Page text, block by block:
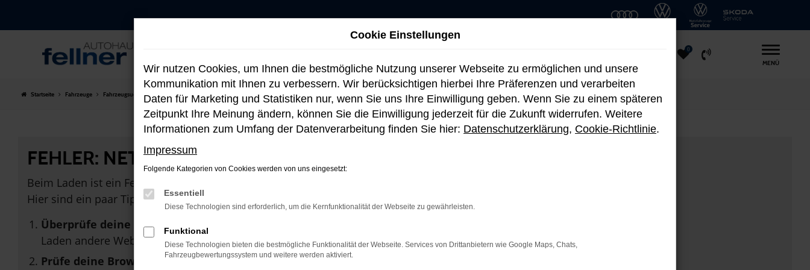
Hauptinhalt
MENÜ
0
Startseite Fahrzeuge Fahrzeugsuche
FEHLER: NETWORK ERROR
Beim Laden ist ein Fehler aufgetreten.
Hier sind ein paar Tipps, die dir helfen können:
Überprüfe deine Firewall und deine Internetverbindung.
Laden andere Webseiten, zum Beispiel deine Suchmaschine?
Prüfe deine Browsererweiterungen.
Cookie Einstellungen
Wir nutzen Cookies, um Ihnen die bestmögliche Nutzung unserer Webseite zu ermöglichen und unsere
Kommunikation mit Ihnen zu verbessern. Wir berücksichtigen hierbei Ihre Präferenzen und verarbeiten
Daten für Marketing und Statistiken nur, wenn Sie uns Ihre Einwilligung geben. Wenn Sie zu einem späteren
Zeitpunkt Ihre Meinung ändern, können Sie die Einwilligung jederzeit für die Zukunft widerrufen. Weitere
Informationen zum Umfang der Datenverarbeitung finden Sie hier: Datenschutzerklärung, Cookie-Richtlinie.
Impressum
Folgende Kategorien von Cookies werden von uns eingesetzt:
Essentiell
Diese Technologien sind erforderlich, um die Kernfunktionalität der Webseite zu gewährleisten.
Funktional
Diese Technologien bieten die bestmögliche Funktionalität der Webseite. Services von Drittanbietern wie Google Maps, Chats,
Fahrzeugbewertungssystem und weitere werden aktiviert.